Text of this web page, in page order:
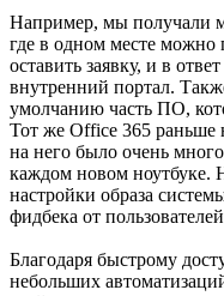
Например, мы получали
где в одном месте можно
оставить заявку, и в
внутренний портал.
умолчанию часть ПО,
Тот же Office 365 раньше
на него было очень
каждом новом ноутбуке.
настройки образа
фидбека от
Благодаря быстрому
небольших